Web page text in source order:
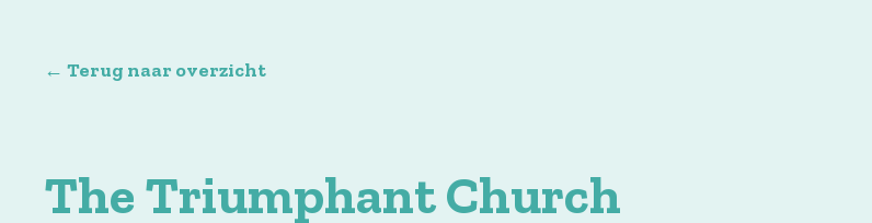
← Terug naar overzicht
The Triumphant Church